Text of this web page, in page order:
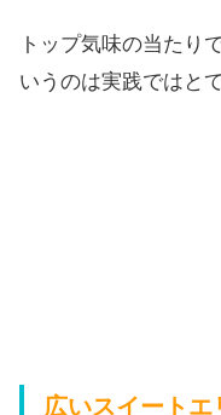
トップ気味の当たりで
いうのは実践ではと
広いスイート